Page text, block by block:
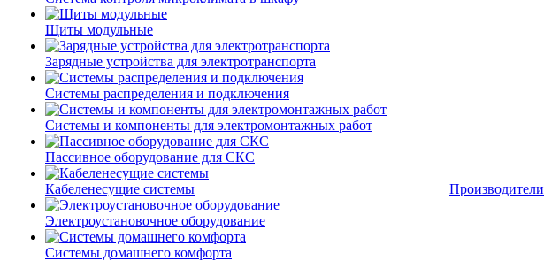
Щиты модульные
Зарядные устройства для электротранспорта
Системы распределения и подключения
Системы и компоненты для электромонтажных работ
Пассивное оборудование для СКС
Кабеленесущие системы
Электроустановочное оборудование
Системы домашнего комфорта
Производители